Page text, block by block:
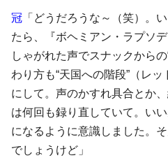
冠 「どうだろうな～（笑）。
たら、『ボヘミアン・ラプソ
しゃがれた声でスナックから
わり方も“天国への階段”（レ
にして。声のかすれ具合とか
は何回も録り直していて。い
になるように意識しました。
でしょうけど」